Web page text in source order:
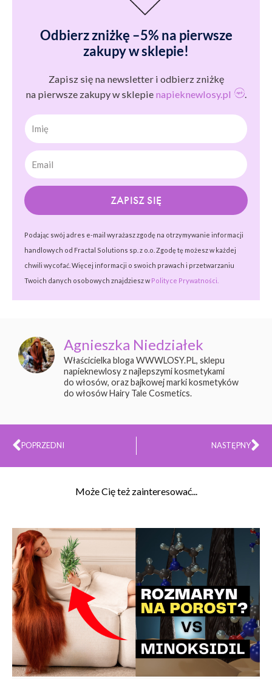
Odbierz zniżkę –5% na pierwsze
zakupy w sklepie!
Zapisz się na newsletter i odbierz zniżkę
na pierwsze zakupy w sklepie napieknewlosy.pl .
Imię
ZAPISZ SIĘ
Podając swój adres e-mail wyrażasz zgodę na otrzymywanie informacji
handlowych od Fractal Solutions sp. z o.o. Zgodę tę możesz w każdej
chwili wycofać. Więcej informacji o swoich prawach i przetwarzaniu
Twoich danych osobowych znajdziesz w Polityce Prywatności.
Agnieszka Niedziałek
Właścicielka bloga WWWLOSY.PL, sklepu
napieknewlosy z najlepszymi kosmetykami
do włosów, oraz bajkowej marki kosmetyków
do włosów Hairy Tale Cosmetics.
Prev
POPRZEDNI NASTĘPNY
Może Cię też zainteresować...